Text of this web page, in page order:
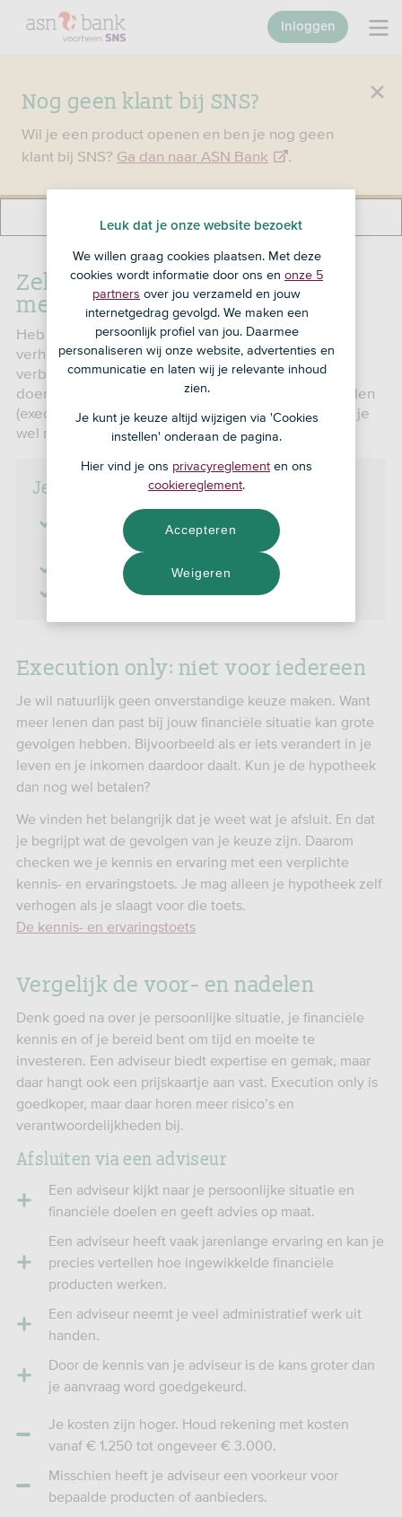
Nog geen klant bij SNS?
Wil je een product openen en ben je nog geen
klant bij SNS? Ga dan naar ASN Bank .
Inloggen
Zelf je hypotheek verhogen of
met een adviseur
Heb je ruimte binnen je hypotheek en wil je die
verhogen? Bijvoorbeeld omdat je je huis wil
verbouwen of verduurzamen. Dan kun je 2 dingen
doen: aankloppen bij een adviseur of het zelf regelen
(execution only). Kies je voor dat laatste? Dan moet je
wel met een paar dingen rekening houden.
Je kunt je hypotheek zelf verhogen …
als je hypotheek voor een hoger bedrag
ingeschreven staat
of als je al hebt afgelost op je hypotheek.
je de kennis- en ervaringstoets hebt gehaald.
Execution only: niet voor iedereen
Je wil natuurlijk geen onverstandige keuze maken. Want
meer lenen dan past bij jouw financiële situatie kan grote
gevolgen hebben. Bijvoorbeeld als er iets verandert in je
leven en je inkomen daardoor daalt. Kun je de hypotheek
dan nog wel betalen?
We vinden het belangrijk dat je weet wat je afsluit. En dat
je begrijpt wat de gevolgen van je keuze zijn. Daarom
checken we je kennis en ervaring met een verplichte
kennis- en ervaringstoets. Je mag alleen je hypotheek zelf
verhogen als je slaagt voor die toets.
De kennis- en ervaringstoets
Vergelijk de voor- en nadelen
Denk goed na over je persoonlijke situatie, je financiële
kennis en of je bereid bent om tijd en moeite te
investeren. Een adviseur biedt expertise en gemak, maar
daar hangt ook een prijskaartje aan vast. Execution only is
goedkoper, maar daar horen meer risico’s en
verantwoordelijkheden bij.
Afsluiten via een adviseur
Een adviseur kijkt naar je persoonlijke situatie en
financiële doelen en geeft advies op maat.
Een adviseur heeft vaak jarenlange ervaring en kan je
precies vertellen hoe ingewikkelde financiële
producten werken.
Een adviseur neemt je veel administratief werk uit
handen.
Door de kennis van je adviseur is de kans groter dan
je aanvraag word goedgekeurd.
Je kosten zijn hoger. Houd rekening met kosten
vanaf € 1.250 tot ongeveer € 3.000.
Misschien heeft je adviseur een voorkeur voor
bepaalde producten of aanbieders.
Leuk dat je onze website bezoekt
We willen graag cookies plaatsen. Met deze
cookies wordt informatie door ons en onze 5
partners over jou verzameld en jouw
internetgedrag gevolgd. We maken een
persoonlijk profiel van jou. Daarmee
personaliseren wij onze website, advertenties en
communicatie en laten wij je relevante inhoud
zien.
Je kunt je keuze altijd wijzigen via 'Cookies
instellen' onderaan de pagina.
Hier vind je ons privacyreglement en ons
cookiereglement.
Weigeren
Accepteren